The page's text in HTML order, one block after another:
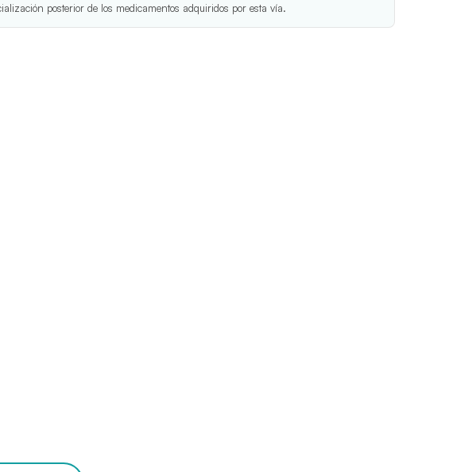
posterior de los medicamentos adquiridos por esta vía.